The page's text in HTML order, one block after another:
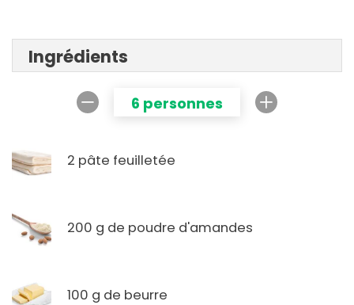
Ingrédients
6 personnes
2 pâte feuilletée
200 g de poudre d'amandes
100 g de beurre